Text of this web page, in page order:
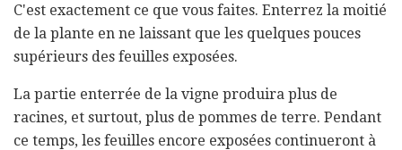
C'est exactement ce que vous faites. Enterrez la moitié
de la plante en ne laissant que les quelques pouces
supérieurs des feuilles exposées.
La partie enterrée de la vigne produira plus de
racines, et surtout, plus de pommes de terre. Pendant
ce temps, les feuilles encore exposées continueront à